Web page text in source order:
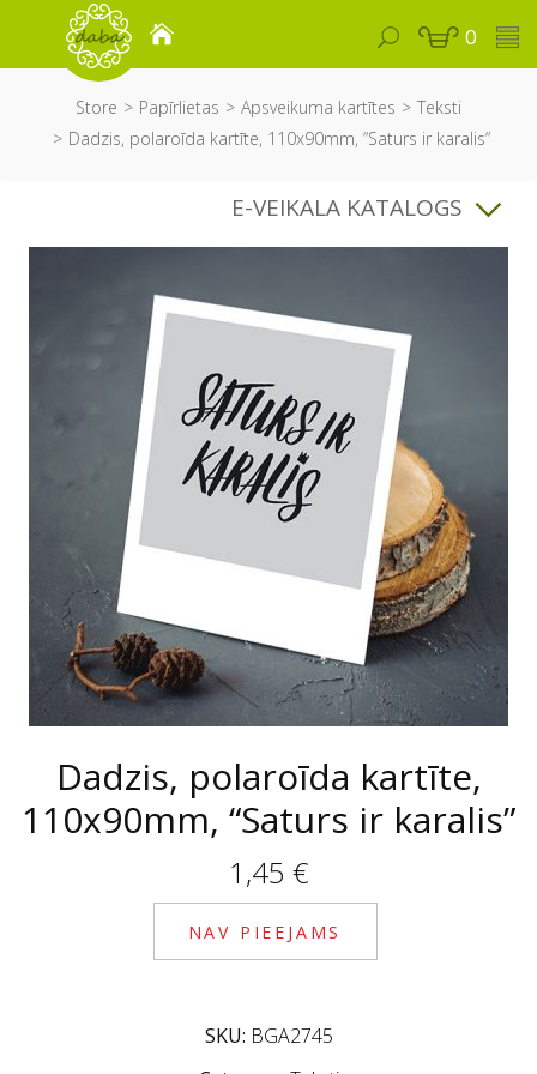
0
Store Papīrlietas Apsveikuma kartītes
Teksti
Dadzis, polaroīda kartīte, 110x90mm, “Saturs ir karalis”
E-VEIKALA KATALOGS
Dadzis, polaroīda kartīte,
110x90mm, “Saturs ir karalis”
1,45 €
NAV PIEEJAMS
SKU: BGA2745